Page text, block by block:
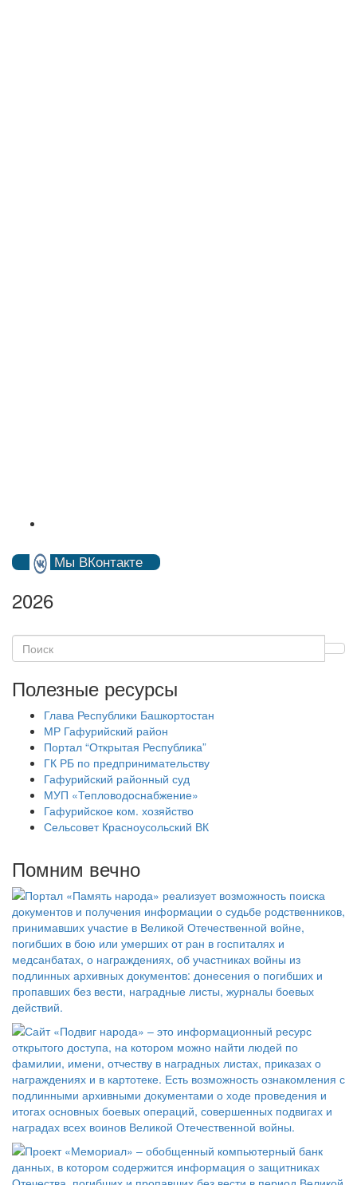
Мы ВКонтакте
2026
Полезные ресурсы
Глава Республики Башкортостан
МР Гафурийский район
Портал “Открытая Республика”
ГК РБ по предпринимательству
Гафурийский районный суд
МУП «Тепловодоснабжение»
Гафурийское ком. хозяйство
Сельсовет Красноусольский ВК
Помним вечно